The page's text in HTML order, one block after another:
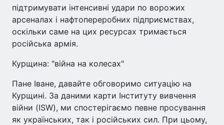
підтримувати інтенсивні удари по ворожих
арсеналах і нафтопереробних підприємствах,
оскільки саме на цих ресурсах тримається
російська армія.
Курщина: "війна на колесах"
Пане Іване, давайте обговоримо ситуацію на
Курщині. За даними карти Інституту вивчення
війни (ISW), ми спостерігаємо певне просування
як українських, так і російських сил. При цьому,